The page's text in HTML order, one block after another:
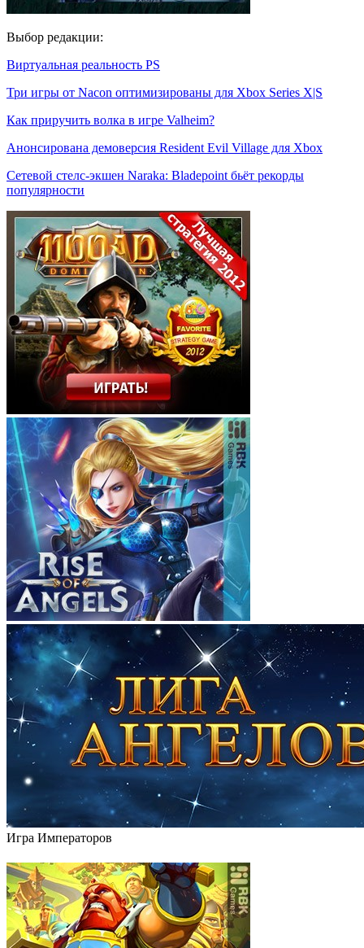
Выбор редакции:
Виртуальная реальность PS
Три игры от Nacon оптимизированы для Xbox Series X|S
Как приручить волка в игре Valheim?
Анонсирована демоверсия Resident Evil Village для Xbox
Сетевой стелс-экшен Naraka: Bladepoint бьёт рекорды
популярности
Игра Императоров